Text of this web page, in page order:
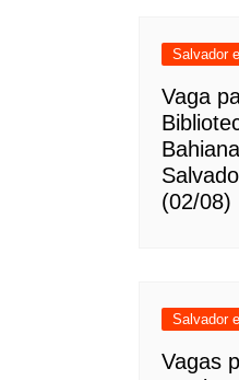
Salvador
Vaga
(02/08)
Salvador
Vagas